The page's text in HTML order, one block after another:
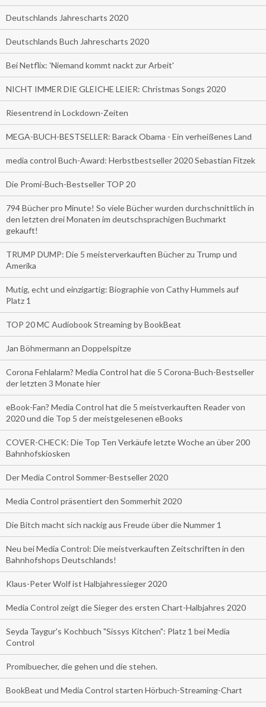
Deutschlands Jahrescharts 2020
Deutschlands Buch Jahrescharts 2020
Bei Netflix: 'Niemand kommt nackt zur Arbeit'
NICHT IMMER DIE GLEICHE LEIER: Christmas Songs 2020
Riesentrend in Lockdown-Zeiten
MEGA-BUCH-BESTSELLER: Barack Obama - Ein verheißenes Land
media control Buch-Award: Herbstbestseller 2020 Sebastian Fitzek
Die Promi-Buch-Bestseller TOP 20
794 Bücher pro Minute! So viele Bücher wurden durchschnittlich in
den letzten drei Monaten im deutschsprachigen Buchmarkt
gekauft!
TRUMP DUMP: Die 5 meisterverkauften Bücher zu Trump und
Amerika
Mutig, echt und einzigartig: Biographie von Cathy Hummels auf
Platz 1
TOP 20 MC Audiobook Streaming by BookBeat
Jan Böhmermann an Doppelspitze
Corona Fehlalarm? Media Control hat die 5 Corona-Buch-Bestseller
der letzten 3 Monate hier
eBook-Fan? Media Control hat die 5 meistverkauften Reader von
2020 und die Top 5 der meistgelesenen eBooks
COVER-CHECK: Die Top Ten Verkäufe letzte Woche an über 200
Bahnhofskiosken
Der Media Control Sommer-Bestseller 2020
Media Control präsentiert den Sommerhit 2020
Die Bitch macht sich nackig aus Freude über die Nummer 1
Neu bei Media Control: Die meistverkauften Zeitschriften in den
Bahnhofshops Deutschlands!
Klaus-Peter Wolf ist Halbjahressieger 2020
Media Control zeigt die Sieger des ersten Chart-Halbjahres 2020
Seyda Taygur's Kochbuch "Sissys Kitchen": Platz 1 bei Media
Control
Promibuecher, die gehen und die stehen.
BookBeat und Media Control starten Hörbuch-Streaming-Chart